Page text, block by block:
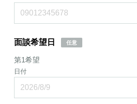
面談希望日 任意
第1希望
日付